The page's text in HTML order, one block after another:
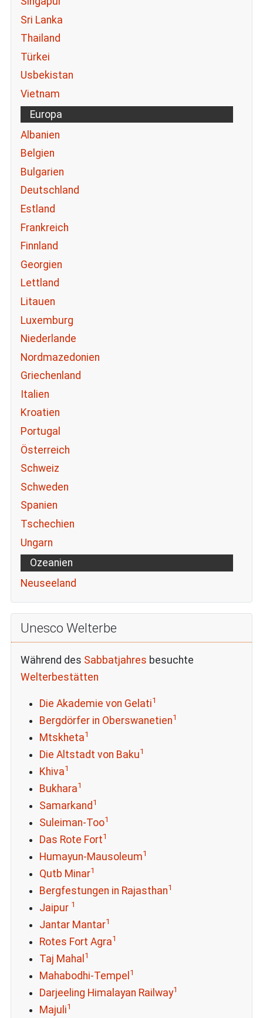
Sri Lanka
Thailand
Türkei
Usbekistan
Vietnam
Europa
Albanien
Belgien
Bulgarien
Deutschland
Estland
Frankreich
Finnland
Georgien
Lettland
Litauen
Luxemburg
Niederlande
Nordmazedonien
Griechenland
Italien
Kroatien
Portugal
Österreich
Schweiz
Schweden
Spanien
Tschechien
Ungarn
Ozeanien
Neuseeland
Unesco Welterbe
Während des Sabbatjahres besuchte
Welterbestätten
Die Akademie von Gelati1
Bergdörfer in Oberswanetien1
Mtskheta1
Die Altstadt von Baku1
Khiva1
Bukhara1
Samarkand 1
Suleiman-Too1
Das Rote Fort1
Humayun-Mausoleum1
Qutb Minar1
Bergfestungen in Rajasthan1
Jaipur 1
Jantar Mantar1
Rotes Fort Agra1
Taj Mahal 1
Mahabodhi-Tempel 1
Darjeeling Himalayan Railway1
Majuli1